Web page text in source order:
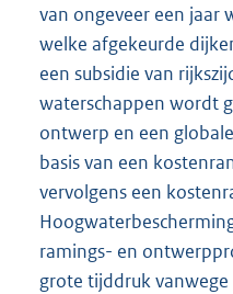
van ongeveer een jaar
welke afgekeurde
een subsidie van
waterschappen wordt
ontwerp en een
basis van een
vervolgens een
ramings- en
grote tijddruk